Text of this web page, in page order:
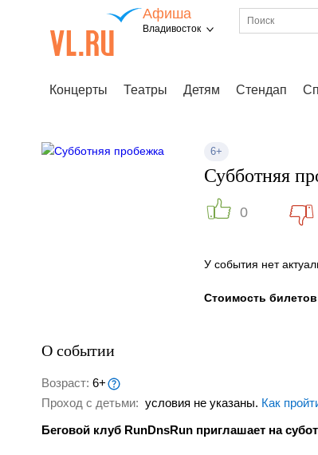
Афиша
Владивосток
Концерты Театры Детям Стендап
6+
Субботняя
0
У события нет
Стоимость
О событии
Возраст: 6+
Проход с детьми: условия не указаны. Как
Беговой клуб RunDnsRun приглашает на